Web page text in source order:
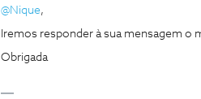
@Nique,
Iremos responder à sua mensagem o
Obrigada